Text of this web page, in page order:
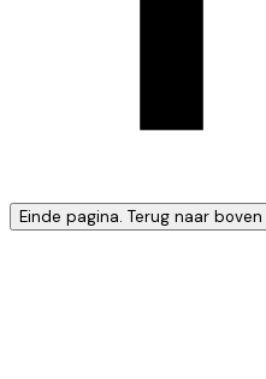
Einde pagina. Terug naar boven